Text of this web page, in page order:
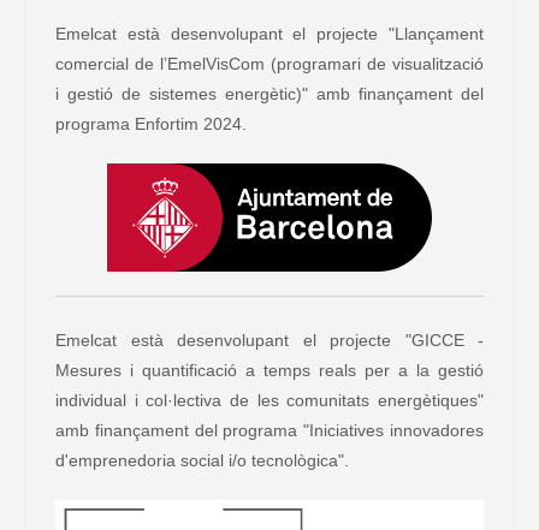
Emelcat està desenvolupant el projecte "Llançament
comercial de l’EmelVisCom (programari de visualització
i gestió de sistemes energètic)" amb finançament del
programa Enfortim 2024.
Emelcat està desenvolupant el projecte "GICCE -
Mesures i quantificació a temps reals per a la gestió
individual i col·lectiva de les comunitats energètiques"
amb finançament del programa "Iniciatives innovadores
d'emprenedoria social i/o tecnològica".